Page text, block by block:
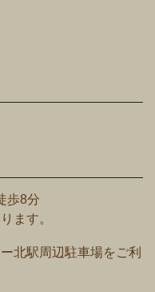
歩8分
ます。
北駅周辺駐車場をご利